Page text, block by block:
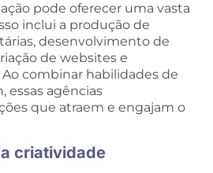
pode oferecer uma vasta
inclui a produção de
desenvolvimento de
de websites e
combinar habilidades de
essas agências
que atraem e engajam o
criatividade